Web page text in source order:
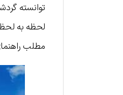
توانسته
لحظه به
مطلب